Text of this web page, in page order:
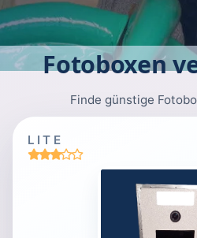
Fotoboxen
Finde günstige
LITE